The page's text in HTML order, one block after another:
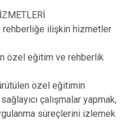
rehberliğe ilişkin hizmetler
özel eğitim ve rehberlik
özel eğitimin
çalışmalar yapmak,
süreçlerini izlemek